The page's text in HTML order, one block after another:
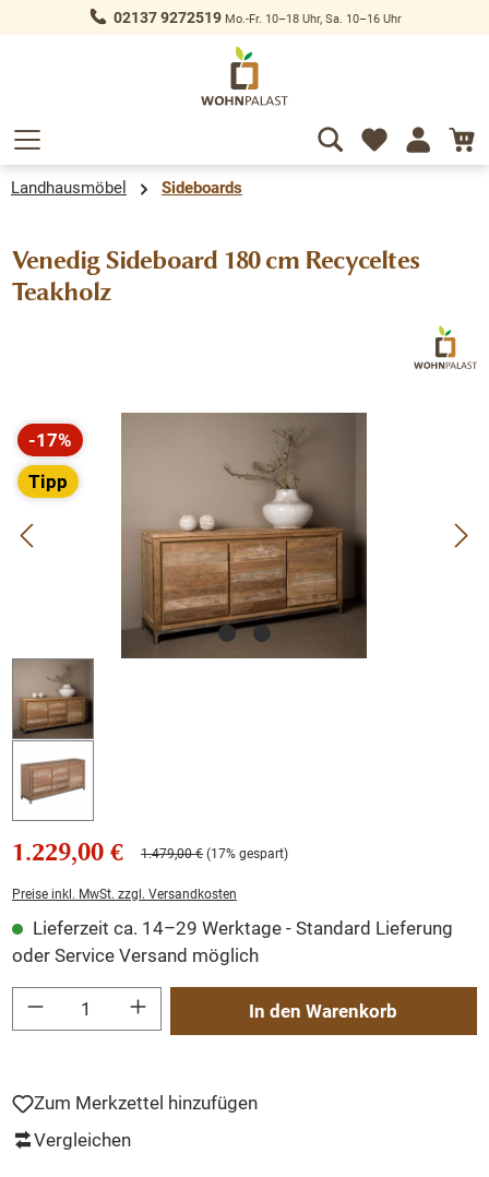
springen 02137 9272519Mo.-Fr. 10–18 Uhr, Sa. 10–16 Uhr
Landhausmöbel Sideboards
Venedig Sideboard 180 cm Recyceltes
Teakholz
Bildergalerie überspringen
-17%
Rabatt
Tipp
1.229,00 € 1.479,00 € (17% gespart)
Preise inkl. MwSt. zzgl. Versandkosten
Lieferzeit ca. 14–29 Werktage - Standard Lieferung
oder Service Versand möglich
Produkt Anzahl: Gib den gewünschten Wert ein oder benutze die Schaltflächen
In den Warenkorb
Zum Merkzettel hinzufügen
Vergleichen